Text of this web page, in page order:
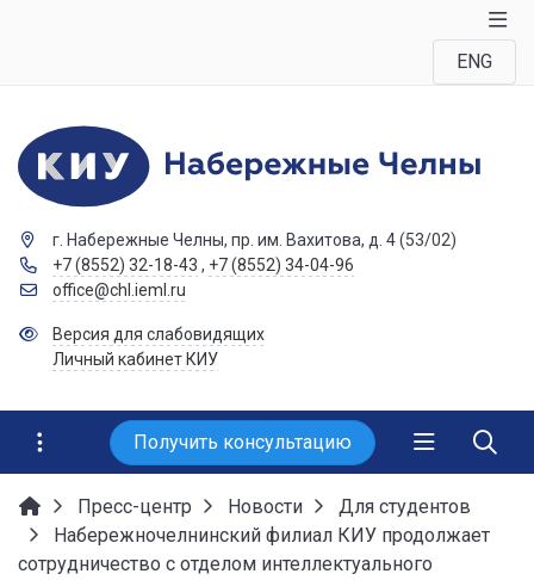
ENG
г. Набережные Челны, пр. им. Вахитова, д. 4 (53/02)
+7 (8552) 32-18-43 , +7 (8552) 34-04-96
office@chl.ieml.ru
Версия для слабовидящих
Личный кабинет КИУ
Получить консультацию
Пресс-центр Новости
Для студентов
Набережночелнинский филиал КИУ продолжает
сотрудничество с отделом интеллектуального